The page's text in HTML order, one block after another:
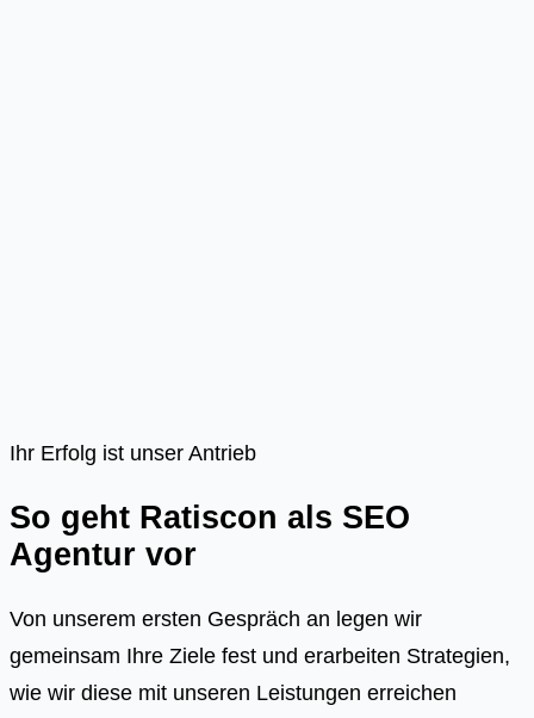
Ihr Erfolg ist unser Antrieb
So geht Ratiscon als SEO
Agentur vor
Von unserem ersten Gespräch an legen wir
gemeinsam Ihre Ziele fest und erarbeiten Strategien,
wie wir diese mit unseren Leistungen erreichen